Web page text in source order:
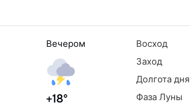
Вечером
+18°
Восход
Заход
Долгота дня
Фаза Луны